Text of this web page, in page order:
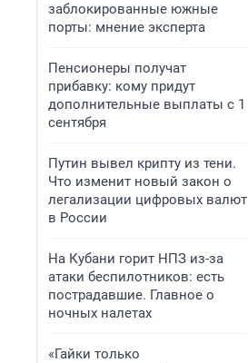
заблокированные южные
порты: мнение эксперта
Пенсионеры получат
прибавку: кому придут
дополнительные выплаты с 1
сентября
Путин вывел крипту из тени.
Что изменит новый закон о
легализации цифровых валют
в России
На Кубани горит НПЗ из-за
атаки беспилотников: есть
пострадавшие. Главное о
ночных налетах
«Гайки только